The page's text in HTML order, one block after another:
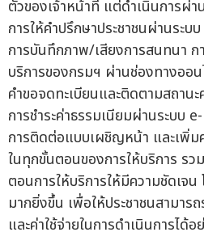
ตัวของเจ้าหน้าที่ แต่ดำเนินการผ่
การให้คำปรึกษาประชาชนผ่านระ
การบันทึกภาพ/เสียงการสนทนา ก
บริการของกรมฯ ผ่านช่องทางออ
คำขอจดทะเบียนและติดตามสถาน
การชำระค่าธรรมเนียมผ่านระบบ
การติดต่อแบบเผชิญหน้า และเพิ่ม
ในทุกขั้นตอนของการให้บริการ ร
ตอนการให้บริการให้มีความชัดเจน
มากยิ่งขึ้น เพื่อให้ประชาชนสามาร
และค่าใช้จ่ายในการดำเนินการได้อ